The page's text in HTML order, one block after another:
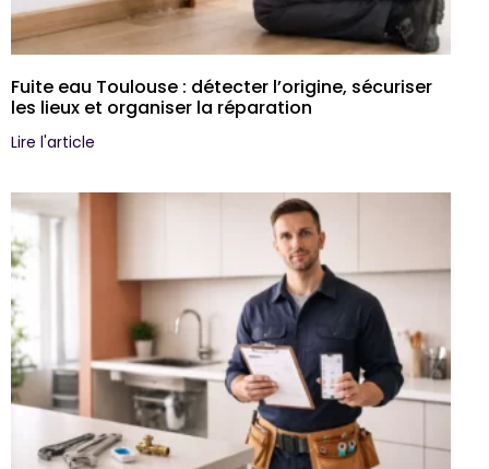
Fuite eau Toulouse : détecter l’origine, sécuriser
les lieux et organiser la réparation
Lire l'article